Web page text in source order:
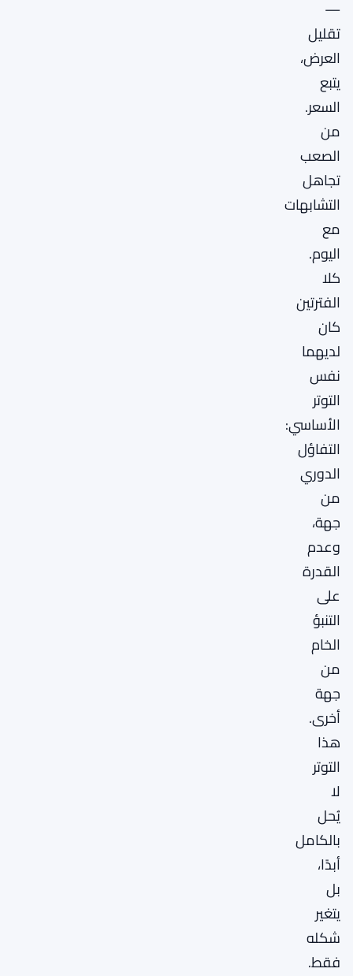
—
تقليل
العرض،
يتبع
السعر.
من
الصعب
تجاهل
التشابهات
مع
اليوم.
كلا
الفترتين
كان
لديهما
نفس
التوتر
الأساسي:
التفاؤل
الدوري
من
جهة،
وعدم
القدرة
على
التنبؤ
الخام
من
جهة
أخرى.
هذا
التوتر
لا
يُحل
بالكامل
أبدًا،
بل
يتغير
شكله
فقط.